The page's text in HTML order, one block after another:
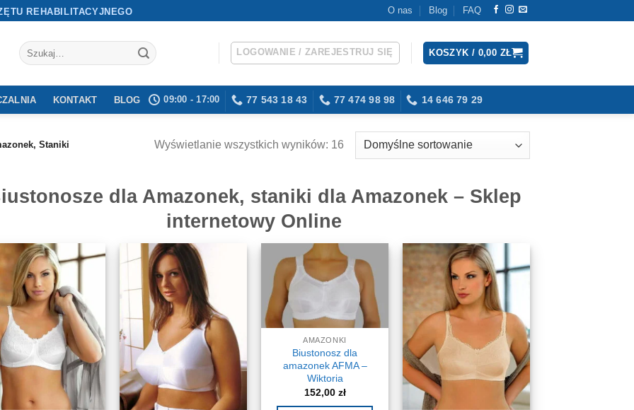
REHABILITACYJNEGO O nas Blog FAQ
Szukaj: LOGOWANIE / ZAREJESTRUJ SIĘ KOSZYK / 0,00 ZŁ
KONTAKT BLOG 09:00 - 17:00 77 543 18 43 77 474 98 98 14 646 79 29
Staniki Wyświetlanie wszystkich wyników: 16
dla Amazonek, staniki dla Amazonek – Sklep
internetowy Online
AMAZONKI
Biustonosz dla
amazonek AFMA –
Wiktoria
152,00 zł